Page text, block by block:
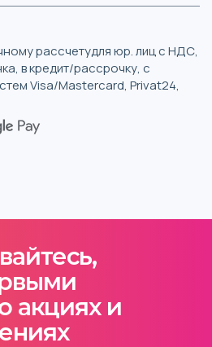
рассчетудля юр. лиц с НДС,
в кредит/рассрочку, с
Visa/Mastercard, Privat24,
акциях и